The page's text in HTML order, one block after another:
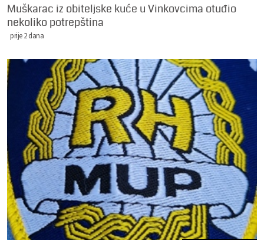
Muškarac iz obiteljske kuće u Vinkovcima otuđio
nekoliko potrepština
prije 2 dana